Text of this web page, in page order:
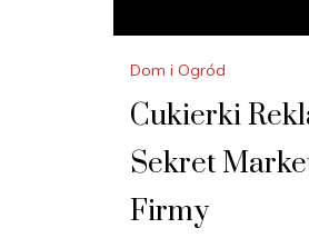
Dom i Ogród
Cukierki
Sekret
Firmy